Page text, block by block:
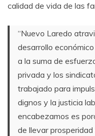
calidad de vida de las
“Nuevo Laredo
desarrollo
a la suma de
privada y los
trabajado para
dignos y la justicia
encabezamos es
de llevar